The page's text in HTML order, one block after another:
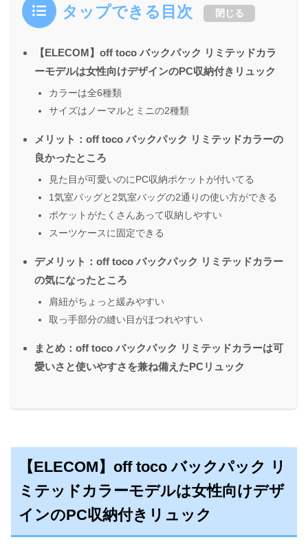
タップできる目次 閉じる
【ELECOM】off toco バックパック リミテッドカラ
ーモデルは女性向けデザインのPC収納付きリュック
カラーは全6種類
サイズはノーマルとミニの2種類
メリット：off toco バックパック リミテッドカラーの
良かったところ
見た目が可愛いのにPC収納ポケットが付いてる
1気室バッグと2気室バッグの2通りの使い方ができる
ポケットがたくさんあって収納しやすい
スーツケースに固定できる
デメリット：off toco バックパック リミテッドカラー
の気になったところ
肩紐がちょっと緩みやすい
取っ手部分の縫い目がほつれやすい
まとめ：off toco バックパック リミテッドカラーは可
愛いさと使いやすさを兼ね備えたPCリュック
【ELECOM】off toco バックパック リ
ミテッドカラーモデルは女性向けデザ
インのPC収納付きリュック